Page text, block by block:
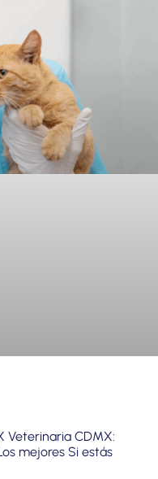
Veterinaria CDMX:
mejores Si estás